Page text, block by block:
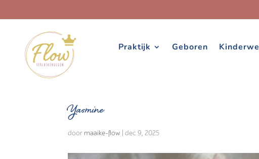
Praktijk Geboren
Yasmine
door maaike-flow |dec 9, 2025